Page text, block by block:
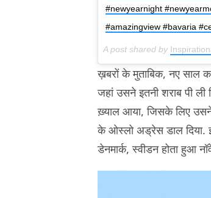
#newyearnight
#amazingview #bavaria
A post shared by
ख़बरों के मुताबिक, नए साल
जहां उसने इतनी शराब पी
ख़्याल आया, जिसके लिए
के ओस्लो अड्रेस डाल दिया.
डेनमार्क, स्वीडन होता हुआ